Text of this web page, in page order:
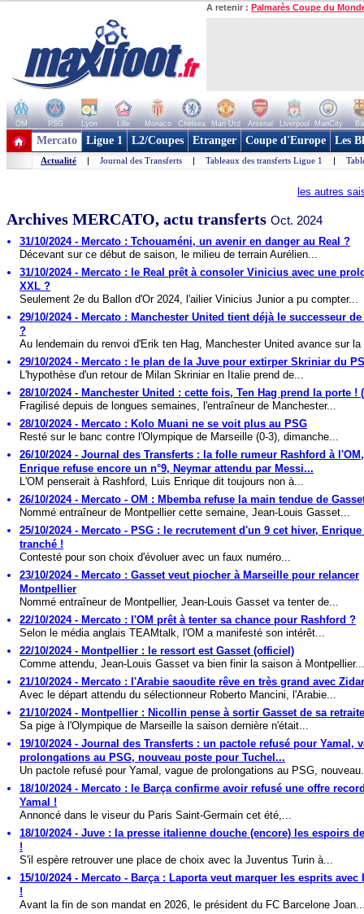
A retenir : Palmarès Coupe du
OM PSG Lyon Lille Monaco Chelsea Man Utd Arsenal Liverpool ManCity
+ de clubs
Mercato Ligue 1 L2/Coupes Etranger Coupe d'Europe Les
Actualité | Journal des Transferts | Tableaux des transferts Ligue 1 |
les autres
Archives MERCATO, actu transferts Oct. 2024
31/10/2024 - Mercato : Tchouaméni, un avenir en danger au Real ?
Décevant sur ce début de saison, le milieu de terrain Aurélien...
31/10/2024 - Mercato : le Real prêt à consoler Vinicius avec une
XXL ?
Seulement 2e du Ballon d'Or 2024, l'ailier Vinicius Junior a pu compter...
29/10/2024 - Mercato : Manchester United tient déjà le successeur de
?
Au lendemain du renvoi d'Erik ten Hag, Manchester United avance sur
29/10/2024 - Mercato : le plan de la Juve pour extirper Skriniar du
L'hypothèse d'un retour de Milan Skriniar en Italie prend de...
28/10/2024 - Manchester United : cette fois, Ten Hag prend la porte !
Fragilisé depuis de longues semaines, l'entraîneur de Manchester...
28/10/2024 - Mercato : Kolo Muani ne se voit plus au PSG
Resté sur le banc contre l'Olympique de Marseille (0-3), dimanche...
26/10/2024 - Journal des Transferts : la folle rumeur Rashford à
Enrique refuse encore un n°9, Neymar attendu par Messi...
L'OM penserait à Rashford, Luis Enrique dit toujours non à...
26/10/2024 - Mercato - OM : Mbemba refuse la main tendue de
Nommé entraîneur de Montpellier cette semaine, Jean-Louis Gasset...
25/10/2024 - Mercato - PSG : le recrutement d'un 9 cet hiver, Enrique
tranché !
Contesté pour son choix d'évoluer avec un faux numéro...
23/10/2024 - Mercato : Gasset veut piocher à Marseille pour relancer
Montpellier
Nommé entraîneur de Montpellier, Jean-Louis Gasset va tenter de...
22/10/2024 - Mercato : l'OM prêt à tenter sa chance pour Rashford ?
Selon le média anglais TEAMtalk, l'OM a manifesté son intérêt...
22/10/2024 - Montpellier : le ressort est Gasset (officiel)
Comme attendu, Jean-Louis Gasset va bien finir la saison à
21/10/2024 - Mercato : l'Arabie saoudite rêve en très grand avec
Avec le départ attendu du sélectionneur Roberto Mancini, l'Arabie...
21/10/2024 - Montpellier : Nicollin pense à sortir Gasset de sa
Sa pige à l'Olympique de Marseille la saison dernière n'était...
19/10/2024 - Journal des Transferts : un pactole refusé pour Yamal,
prolongations au PSG, nouveau poste pour Tuchel...
Un pactole refusé pour Yamal, vague de prolongations au PSG,
18/10/2024 - Mercato : le Barça confirme avoir refusé une offre
Yamal !
Annoncé dans le viseur du Paris Saint-Germain cet été,...
18/10/2024 - Juve : la presse italienne douche (encore) les espoirs
!
S'il espère retrouver une place de choix avec la Juventus Turin à...
15/10/2024 - Mercato - Barça : Laporta veut marquer les esprits avec
!
Avant la fin de son mandat en 2026, le président du FC Barcelone